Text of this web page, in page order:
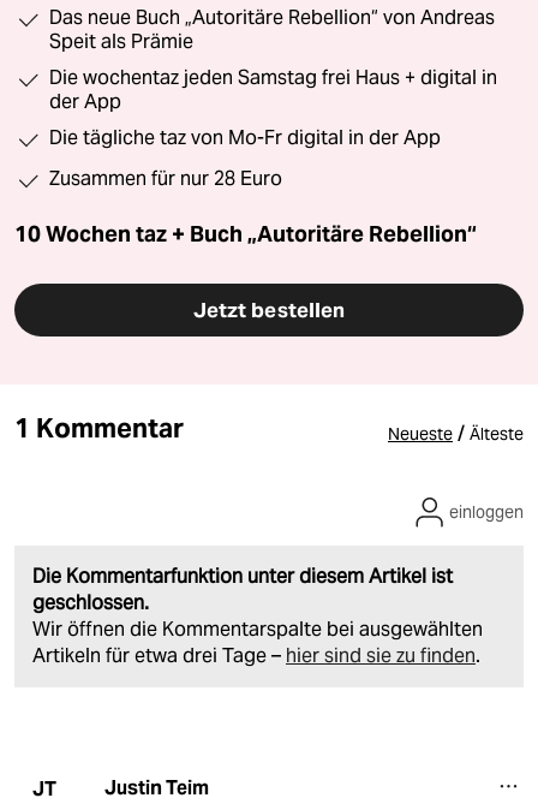
Das neue Buch „Autoritäre Rebellion“ von Andreas
Speit als Prämie
Die wochentaz jeden Samstag frei Haus + digital in
der App
Die tägliche taz von Mo-Fr digital in der App
Zusammen für nur 28 Euro
10 Wochen taz + Buch „Autoritäre Rebellion“
Jetzt bestellen
1 Kommentar Neueste / Älteste
Die Kommentarfunktion unter diesem Artikel ist
geschlossen.
Wir öffnen die Kommentarspalte bei ausgewählten
Artikeln für etwa drei Tage – hier sind sie zu finden.
einloggen
JT Justin Teim